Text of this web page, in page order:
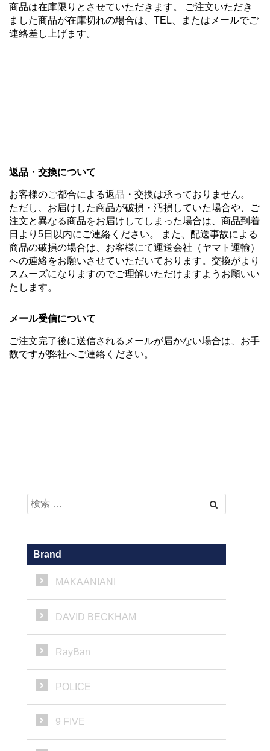
商品は在庫限りとさせていただきます。 ご注文いただき
ました商品が在庫切れの場合は、TEL、またはメールでご
連絡差し上げます。
返品・交換について
お客様のご都合による返品・交換は承っておりません。
ただし、お届けした商品が破損・汚損していた場合や、ご
注文と異なる商品をお届けしてしまった場合は、商品到着
日より5日以内にご連絡ください。 また、配送事故による
商品の破損の場合は、お客様にて運送会社（ヤマト運輸）
への連絡をお願いさせていただいております。交換がより
スムーズになりますのでご理解いただけますようお願いい
たします。
メール受信について
ご注文完了後に送信されるメールが届かない場合は、お手
数ですが弊社へご連絡ください。
Brand
MAKAANIANI
DAVID BECKHAM
RayBan
POLICE
9 FIVE